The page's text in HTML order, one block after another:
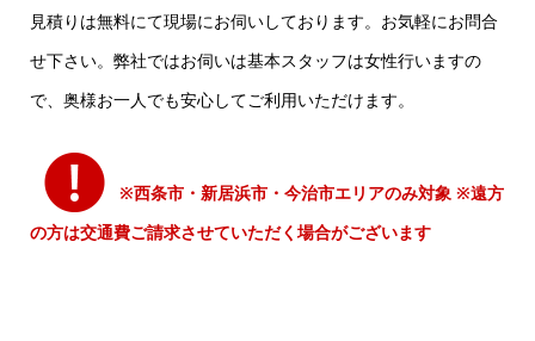
見積りは無料にて現場にお伺いしております。お気軽にお問合
せ下さい。弊社ではお伺いは基本スタッフは女性行いますの
で、奥様お一人でも安心してご利用いただけます。
※西条市・新居浜市・今治市エリアのみ対象 ※遠方
の方は交通費ご請求させていただく場合がございます